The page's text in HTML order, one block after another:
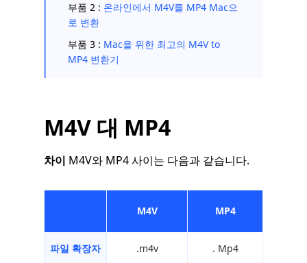
부품 2 : 온라인에서 M4V를 MP4 Mac으
로 변환
부품 3 : Mac을 위한 최고의 M4V to
MP4 변환기
M4V 대 MP4
차이 M4V와 MP4 사이는 다음과 같습니다.
M4V MP4
파일 확장자 .m4v . Mp4